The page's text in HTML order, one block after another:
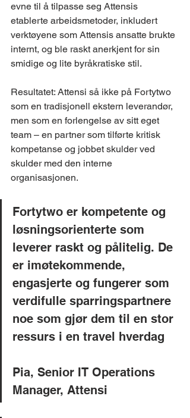
evne til å tilpasse seg Attensis
etablerte arbeidsmetoder, inkludert
verktøyene som Attensis ansatte brukte
internt, og ble raskt anerkjent for sin
smidige og lite byråkratiske stil.
Resultatet: Attensi så ikke på Fortytwo
som en tradisjonell ekstern leverandør,
men som en forlengelse av sitt eget
team – en partner som tilførte kritisk
kompetanse og jobbet skulder ved
skulder med den interne
organisasjonen.
Fortytwo er kompetente og
løsningsorienterte som
leverer raskt og pålitelig. De
er imøtekommende,
engasjerte og fungerer som
verdifulle sparringspartnere
noe som gjør dem til en stor
ressurs i en travel hverdag
Pia, Senior IT Operations
Manager, Attensi